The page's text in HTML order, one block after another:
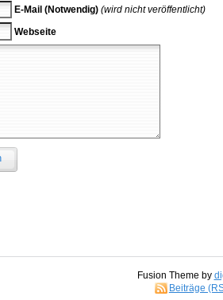
E-Mail (Notwendig) (wird nicht veröffentlicht)
Webseite
Fusion Theme by
Beiträge